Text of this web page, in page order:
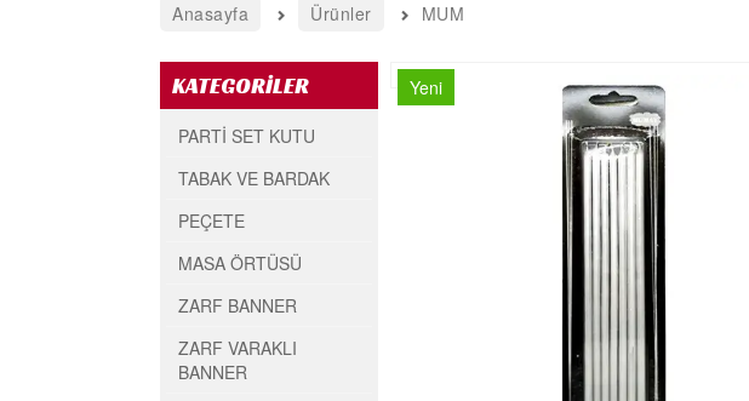
Anasayfa Ürünler MUM
KATEGORİLER
PARTİ SET KUTU
TABAK VE BARDAK
PEÇETE
MASA ÖRTÜSÜ
ZARF BANNER
ZARF VARAKLI
BANNER
Yeni